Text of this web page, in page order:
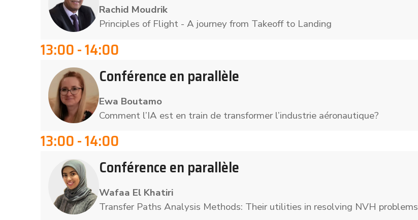
Rachid Moudrik
Principles of Flight - A journey from Takeoff to Landing
13:00 - 14:00
Conférence en parallèle
Ewa Boutamo
Comment l’IA est en train de transformer l’industrie aéronautique?
13:00 - 14:00
Conférence en parallèle
Wafaa El Khatiri
Transfer Paths Analysis Methods: Their utilities in resolving NVH problems